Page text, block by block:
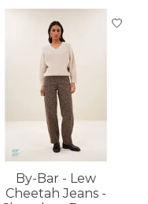
By-Bar - Lew
Cheetah Jeans -